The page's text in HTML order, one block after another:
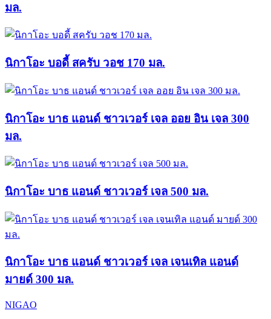
มล.
นิกาโอะ บอดี้ สครับ วอช 170 มล.
นิกาโอะ บาธ แอนด์ ชาวเวอร์ เจล ออย อิน เจล 300
มล.
นิกาโอะ บาธ แอนด์ ชาวเวอร์ เจล 500 มล.
นิกาโอะ บาธ แอนด์ ชาวเวอร์ เจล เจนเทิล แอนด์
มายด์ 300 มล.
NIGAO